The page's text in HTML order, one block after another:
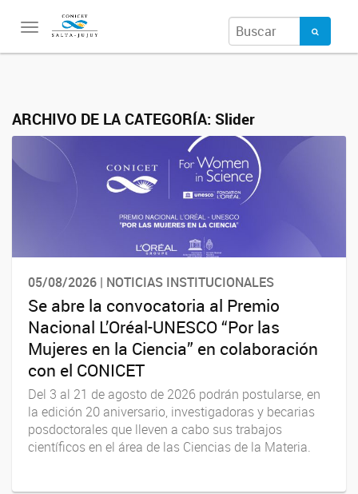
Toggle
ARCHIVO DE LA CATEGORÍA: Slider
05/08/2026 | NOTICIAS INSTITUCIONALES
Se abre la convocatoria al Premio
Nacional L’Oréal-UNESCO “Por las
Mujeres en la Ciencia” en colaboración
con el CONICET
Del 3 al 21 de agosto de 2026 podrán postularse, en
la edición 20 aniversario, investigadoras y becarias
posdoctorales que lleven a cabo sus trabajos
científicos en el área de las Ciencias de la Materia.